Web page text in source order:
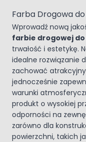
Farba Drogowa
Wprowadź nową
farbie drogowej
trwałość i estetykę.
idealne rozwiązanie
zachować
jednocześnie
warunki
produkt o wysokiej
odporności na
zarówno dla
powierzchni, takich